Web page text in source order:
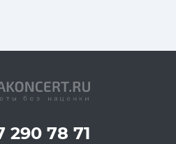
290 78 71